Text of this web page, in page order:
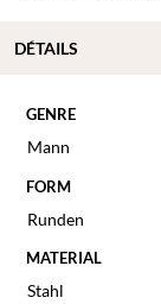
GENRE
Mann
FORM
Runden
MATERIAL
Stahl
DÉTAILS